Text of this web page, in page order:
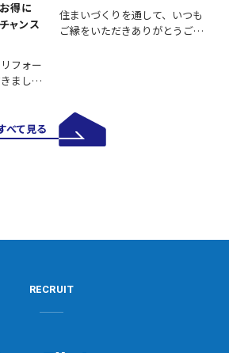
得に
ャンス
フォー
まし
、その
の出入
住まいづくりを通して、いつも
ご縁をいただきありがとうござ
間中にいただいたお問…
べて見る
RECRUIT